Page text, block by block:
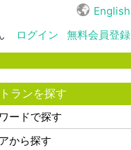
English
ログイン 無料会員登録
ランを探す
ードで探す
から探す